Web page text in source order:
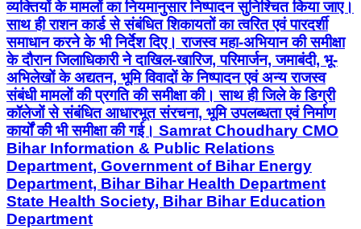
व्यक्तियों के मामलों का नियमानुसार निष्पादन सुनिश्चित किया जाए।
साथ ही राशन कार्ड से संबंधित शिकायतों का त्वरित एवं पारदर्शी
समाधान करने के भी निर्देश दिए। राजस्व महा-अभियान की समीक्षा
के दौरान जिलाधिकारी ने दाखिल-खारिज, परिमार्जन, जमाबंदी, भू-
अभिलेखों के अद्यतन, भूमि विवादों के निष्पादन एवं अन्य राजस्व
संबंधी मामलों की प्रगति की समीक्षा की। साथ ही जिले के डिग्री
कॉलेजों से संबंधित आधारभूत संरचना, भूमि उपलब्धता एवं निर्माण
कार्यों की भी समीक्षा की गई। Samrat Choudhary CMO
Bihar Information & Public Relations
Department, Government of Bihar Energy
Department, Bihar Bihar Health Department
State Health Society, Bihar Bihar Education
Department